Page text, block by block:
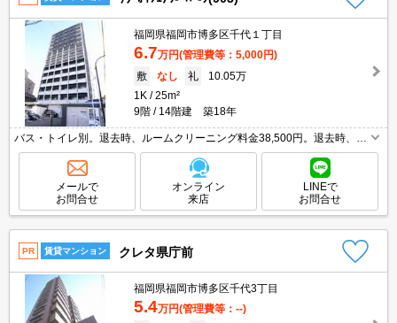
福岡県福岡市博多区千代１丁目
6.7万円(管理費等：5,000円)
敷
なし 礼
10.05万
1K
25m²
9階
14階建 築18年
バス・トイレ別。退去時、ルームクリーニング料金38,500円。退去時、エ
アコン洗浄代16,500円。
メールで
お問合せ
オンライン
来店
LINEで
お問合せ
PR 賃貸マンション クレタ県庁前
福岡県福岡市博多区千代3丁目
5.4万円(管理費等：--)